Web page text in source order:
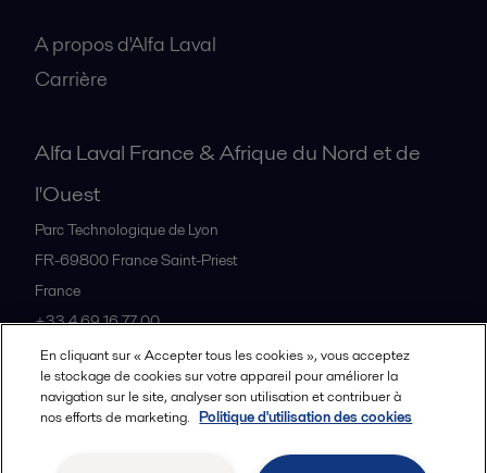
A propos d'Alfa Laval
Carrière
Alfa Laval France & Afrique du Nord et de
l'Ouest
Parc Technologique de Lyon
FR-69800 France Saint-Priest
France
+33 4 69 16 77 00
Tous les bureaux et partenaires
En cliquant sur « Accepter tous les cookies », vous acceptez
le stockage de cookies sur votre appareil pour améliorer la
navigation sur le site, analyser son utilisation et contribuer à
nos efforts de marketing. Politique d'utilisation des cookies